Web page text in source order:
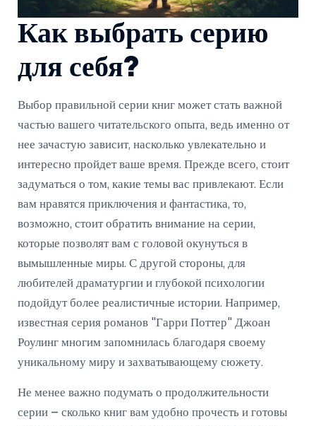
Как выбрать серию
для себя?
Выбор правильной серии книг может стать важной
частью вашего читательского опыта, ведь именно от
нее зачастую зависит, насколько увлекательно и
интересно пройдет ваше время. Прежде всего, стоит
задуматься о том, какие темы вас привлекают. Если
вам нравятся приключения и фантастика, то,
возможно, стоит обратить внимание на серии,
которые позволят вам с головой окунуться в
вымышленные миры. С другой стороны, для
любителей драматургии и глубокой психологии
подойдут более реалистичные истории. Например,
известная серия романов "Гарри Поттер" Джоан
Роулинг многим запомнилась благодаря своему
уникальному миру и захватывающему сюжету.
Не менее важно подумать о продолжительности
серии – сколько книг вам удобно прочесть и готовы